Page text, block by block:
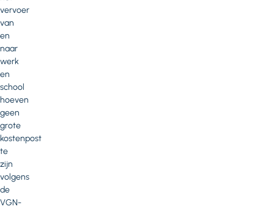
vervoer
van
en
naar
werk
en
school
hoeven
geen
grote
kostenpost
te
zijn
volgens
de
VGN-